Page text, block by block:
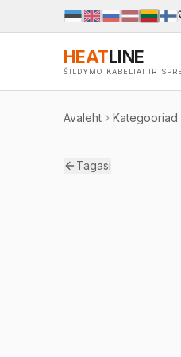
HEATLINE
ŠILDYMO KABELIAI IR
Avaleht Kategooriad
Tagasi